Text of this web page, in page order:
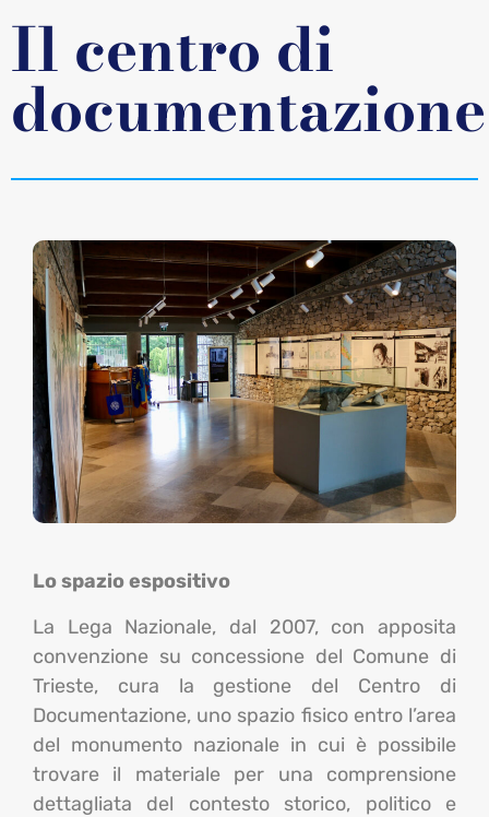
Il centro di
documentazione
Lo spazio espositivo
La Lega Nazionale, dal 2007, con apposita
convenzione su concessione del Comune di
Trieste, cura la gestione del Centro di
Documentazione, uno spazio fisico entro l’area
del monumento nazionale in cui è possibile
trovare il materiale per una comprensione
dettagliata del contesto storico, politico e